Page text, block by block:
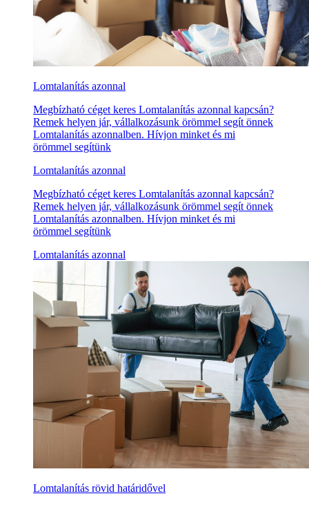
Lomtalanítás azonnal
Megbízható céget keres Lomtalanítás azonnal kapcsán?
Remek helyen jár, vállalkozásunk örömmel segít önnek
Lomtalanítás azonnalben. Hívjon minket és mi
örömmel segítünk
Lomtalanítás azonnal
Megbízható céget keres Lomtalanítás azonnal kapcsán?
Remek helyen jár, vállalkozásunk örömmel segít önnek
Lomtalanítás azonnalben. Hívjon minket és mi
örömmel segítünk
Lomtalanítás azonnal
Lomtalanítás rövid határidővel